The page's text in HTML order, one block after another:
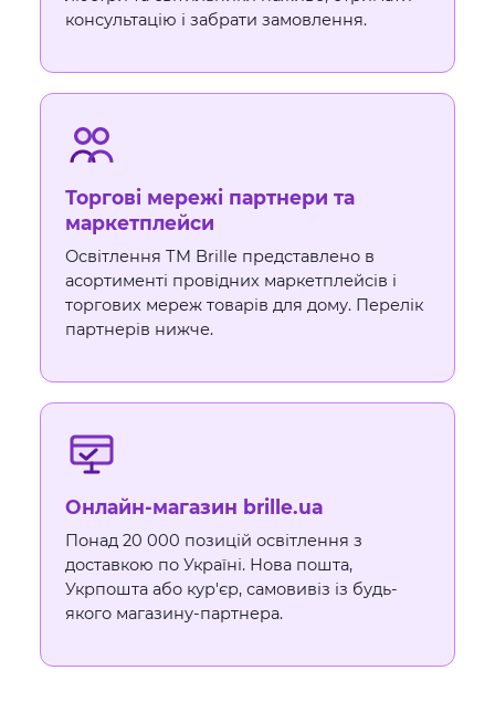
консультацію і забрати замовлення.
Торгові мережі партнери та
маркетплейси
Освітлення ТМ Brille представлено в
асортименті провідних маркетплейсів і
торгових мереж товарів для дому. Перелік
партнерів нижче.
Онлайн-магазин brille.ua
Понад 20 000 позицій освітлення з
доставкою по Україні. Нова пошта,
Укрпошта або кур'єр, самовивіз із будь-
якого магазину-партнера.